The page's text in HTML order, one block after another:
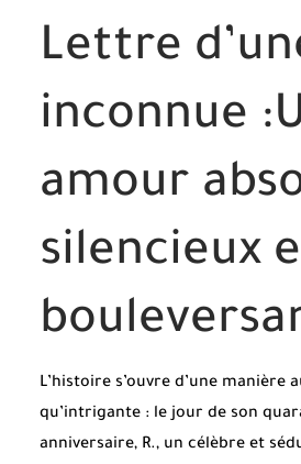
Lettre
inconnue
amour
silencieux
L’histoire s’ouvre d’une manière
qu’intrigante : le jour de son
anniversaire, R., un célèbre et